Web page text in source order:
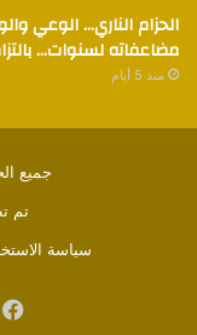
الحزام الناري… الوعي
مضاعفاته لسنوات…
منذ 5 أيام
جميع
تم
سياسة